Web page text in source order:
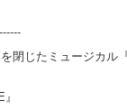
閉じたミュージカル